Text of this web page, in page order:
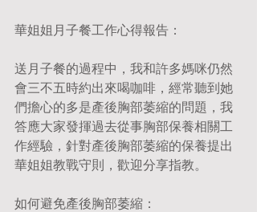
華姐姐月子餐工作心得報告：
送月子餐的過程中，我和許多媽咪仍然
會三不五時約出來喝咖啡，經常聽到她
們擔心的多是產後胸部萎縮的問題，我
答應大家發揮過去從事胸部保養相關工
作經驗，針對產後胸部萎縮的保養提出
華姐姐教戰守則，歡迎分享指教。
如何避免產後胸部萎縮：